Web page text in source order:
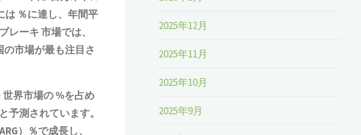
は ％に達し、年間平
レーキ市場では、
市場が最も注目さ
世界市場の %を占め
予測されています。
）％で成長し、
2025年12月
2025年11月
2025年10月
2025年9月